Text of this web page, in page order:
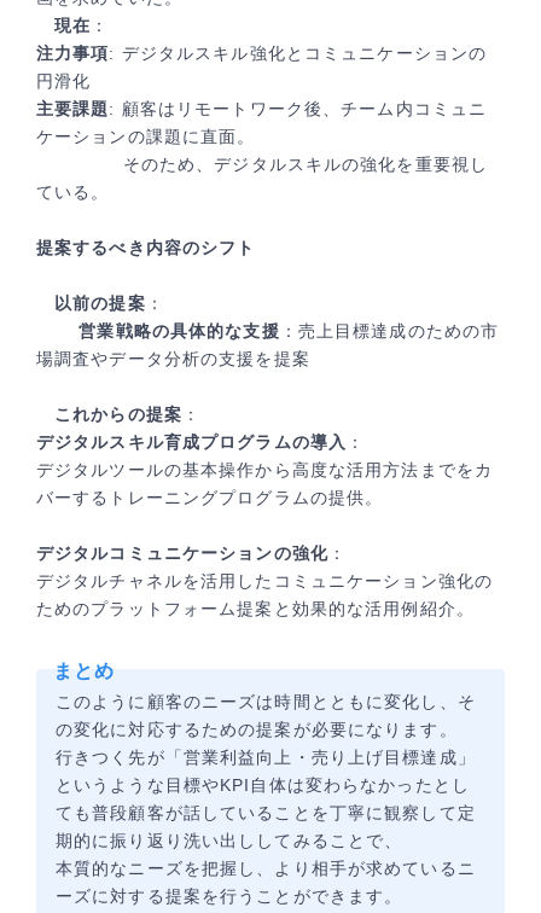
現在 ：
注力事項: デジタルスキル強化とコミュニケーションの
円滑化
主要課題: 顧客はリモートワーク後、チーム内コミュニ
ケーションの課題に直面。
そのため、デジタルスキルの強化を重要視し
ている。
提案するべき内容のシフト
以前の提案 ：
営業戦略の具体的な支援 ：売上目標達成のための市
場調査やデータ分析の支援を提案
これからの提案 ：
デジタルスキル育成プログラムの導入 ：
デジタルツールの基本操作から高度な活用方法までをカ
バーするトレーニングプログラムの提供。
デジタルコミュニケーションの強化：
デジタルチャネルを活用したコミュニケーション強化の
ためのプラットフォーム提案と効果的な活用例紹介。
まとめ
このように顧客のニーズは時間とともに変化し、そ
の変化に対応するための提案が必要になります。
行きつく先が「営業利益向上・売り上げ目標達成」
というような目標やKPI自体は変わらなかったとし
ても普段顧客が話していることを丁寧に観察して定
期的に振り返り洗い出ししてみることで、
本質的なニーズを把握し、より相手が求めているニ
ーズに対する提案を行うことができます。